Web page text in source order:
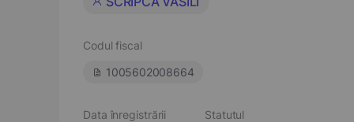
Codul fiscal
1005602008664
Data înregistrării
Statutul